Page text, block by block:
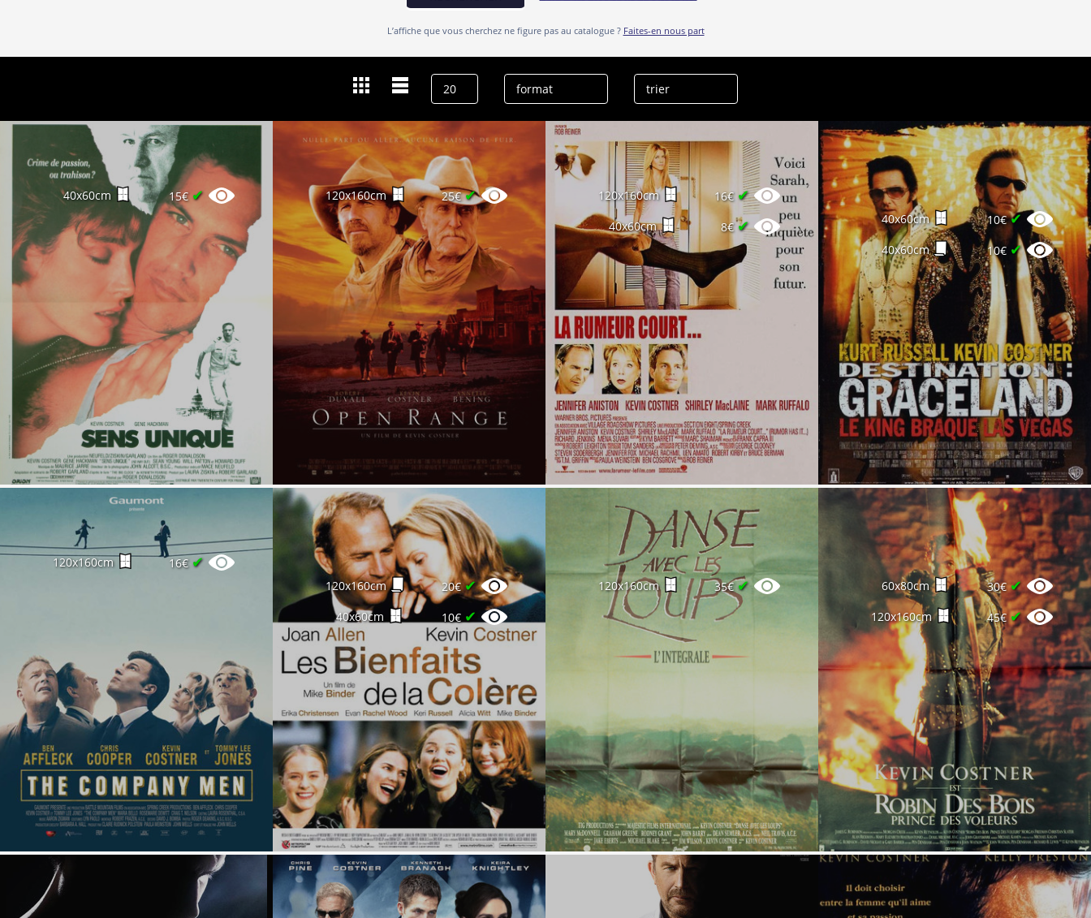
L’affiche que vous cherchez ne figure pas au catalogue ? Faites-en nous part
Kevin Costner
effacer l’historique
40x60cm 15€ ✔ 120x160cm 25€✔ 120x160cm 16€ ✔
40x60cm 8€✔ 40x60cm 10€✔
40x60cm 10€ ✔
120x160cm 16€✔
120x160cm 20€✔
40x60cm 10€ ✔
120x160cm 35€✔ 60x80cm 30€✔
120x160cm 45€✔